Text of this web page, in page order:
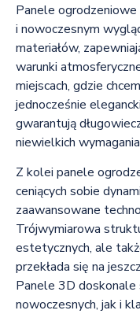
Panele
i nowoczesnym
materiałów,
warunki
miejscach, gdzie
jednocześnie
gwarantują
niewielkich
Z kolei panele
ceniących sobie
zaawansowane
Trójwymiarowa
estetycznych, ale
przekłada się na
Panele 3D
nowoczesnych, jak i